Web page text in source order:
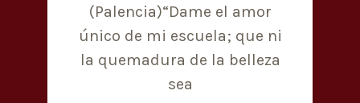
(Palencia)“Dame el amor
único de mi escuela; que ni
la quemadura de la belleza
sea